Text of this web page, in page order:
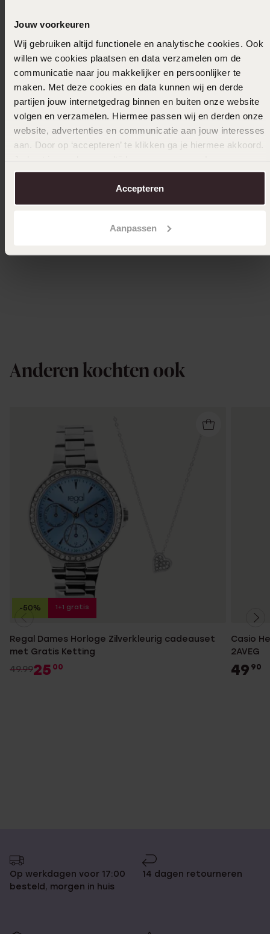
Jouw voorkeuren
Wij gebruiken altijd functionele en analytische cookies. Ook
willen we cookies plaatsen en data verzamelen om de
communicatie naar jou makkelijker en persoonlijker te
maken. Met deze cookies en data kunnen wij en derde
partijen jouw internetgedrag binnen en buiten onze website
volgen en verzamelen. Hiermee passen wij en derden onze
website, advertenties en communicatie aan jouw interesses
aan. Door op ‘accepteren’ te klikken ga je hiermee akkoord.
over in onscookiebeleid.
Accepteren
Aanpassen
Lorus dameshorloge stainless steel bicolor
zirkonia RG280XX9
89 00
Casio
5990
Anderen kochten ook
Regal Dames Horloge Zilverkleurig cadeauset
met Gratis Ketting
49.9925 00
-50% 1+1 gratis
Casio
2AVEG
49 90
Op werkdagen voor 17:00
besteld, morgen in huis
14 dagen retourneren